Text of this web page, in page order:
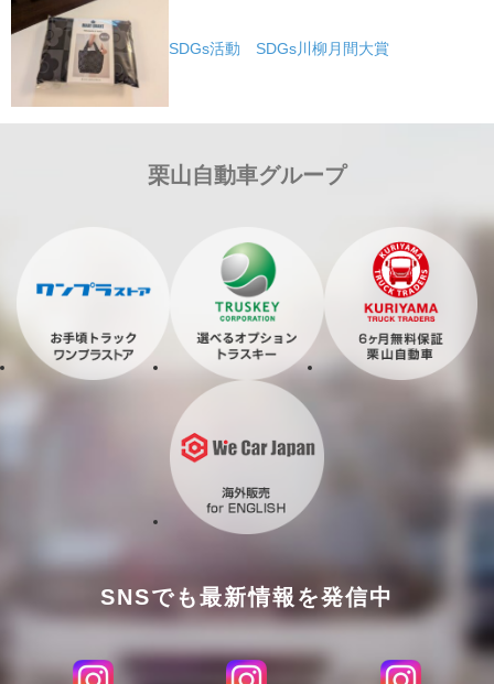
SDGs活動 SDGs川柳月間大賞
栗山自動車グループ
SNSでも最新情報を発信中